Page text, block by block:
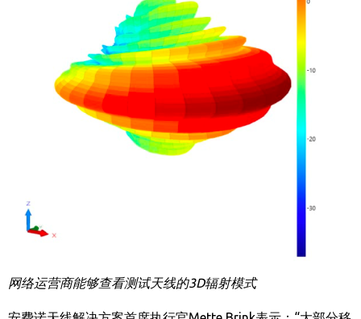
网络运营商能够查看测试天线的3D辐射模式